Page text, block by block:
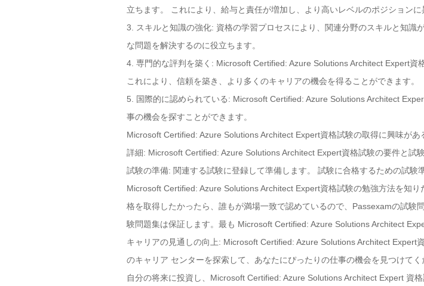
立ちます。 これにより、給与と責任が増加し、より高いレベルのポジションに
3. スキルと知識の強化: 資格の学習プロセスにより、関連分野のスキルと知
な問題を解決するのに役立ちます。
4. 専門的な評判を築く: Microsoft Certified: Azure Solutions Architect Expert資
これにより、信頼を築き、より多くのキャリアの機会を得ることができます。
5. 国際的に認められている: Microsoft Certified: Azure Solutions Architect
事の機会を探すことができます。
Microsoft Certified: Azure Solutions Architect Expert資格試験の取得に興味があ
詳細: Microsoft Certified: Azure Solutions Architect Expert資格試験の要件と試
試験の準備: 関連する試験に登録して準備します。 試験に合格するための試験
Microsoft Certified: Azure Solutions Architect Expert資格試験の勉強方法を知
格を取得したかったら、誰もが満場一致で認めているので、Passexamの試
験問題集は保証します。最も Microsoft Certified: Azure Solutions Architect
キャリアの見通しの向上: Microsoft Certified: Azure Solutions Architect Expert
のキャリア センターを探索して、あなたにぴったりの仕事の機会を見つけてく
自分の将来に投資し、Microsoft Certified: Azure Solutions Architect Expert 資